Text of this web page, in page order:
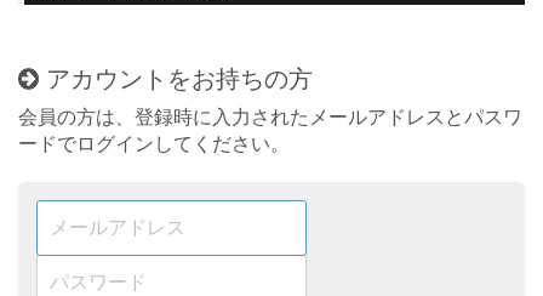
アカウントをお持ちの方
会員の方は、登録時に入力されたメールアドレスとパスワ
ードでログインしてください。